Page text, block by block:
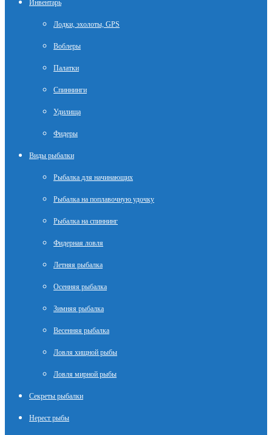
Инвентарь
Лодки, эхолоты, GPS
Воблеры
Палатки
Спиннинги
Удилища
Фидеры
Виды рыбалки
Рыбалка для начинающих
Рыбалка на поплавочную удочку
Рыбалка на спиннинг
Фидерная ловля
Летняя рыбалка
Осенняя рыбалка
Зимняя рыбалка
Весенняя рыбалка
Ловля хищной рыбы
Ловля мирной рыбы
Секреты рыбалки
Нерест рыбы